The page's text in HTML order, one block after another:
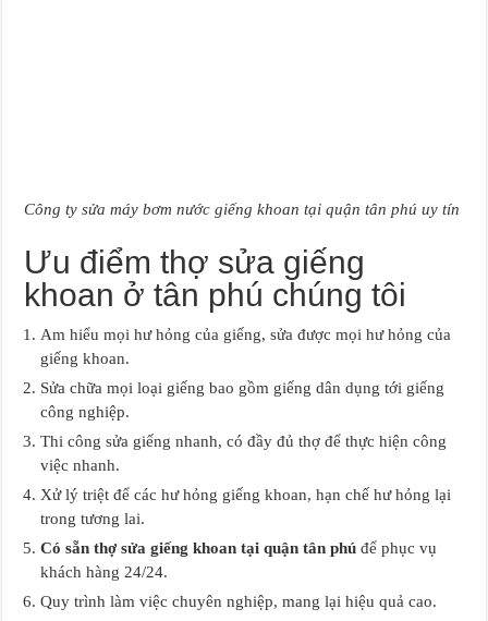
Công ty sửa máy bơm nước giếng khoan tại quận tân phú uy tín
Ưu điểm thợ sửa giếng
khoan ở tân phú chúng tôi
Am hiểu mọi hư hỏng của giếng, sửa được mọi hư hỏng của
giếng khoan.
Sửa chữa mọi loại giếng bao gồm giếng dân dụng tới giếng
công nghiệp.
Thi công sửa giếng nhanh, có đầy đủ thợ để thực hiện công
việc nhanh.
Xử lý triệt để các hư hỏng giếng khoan, hạn chế hư hỏng lại
trong tương lai.
Có sẵn thợ sửa giếng khoan tại quận tân phú để phục vụ
khách hàng 24/24.
Quy trình làm việc chuyên nghiệp, mang lại hiệu quả cao.